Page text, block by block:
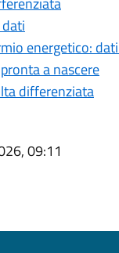
energetico:
a nascere
differenziata
09:11